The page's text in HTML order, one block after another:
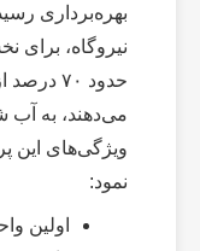
بهره‌برداری
نیروگاه، برای
حدود ۷۰
می‌دهند، به آب
ویژگی‌های این
نمود:
اولین